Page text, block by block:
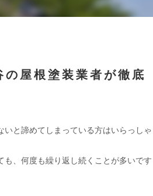
屋根塗装業者が徹底
いと諦めてしまっている方はいらっしゃ
も、何度も繰り返し続くことが多いです